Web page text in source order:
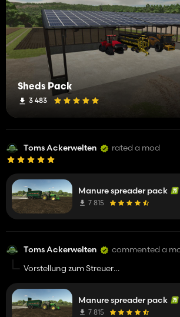
Sheds Pack
3 483
Toms Ackerwelten rated a mod
Manure spreader pack
7 815
Toms Ackerwelten commented a
Vorstellung zum Streuer
Manure spreader pack
7 815